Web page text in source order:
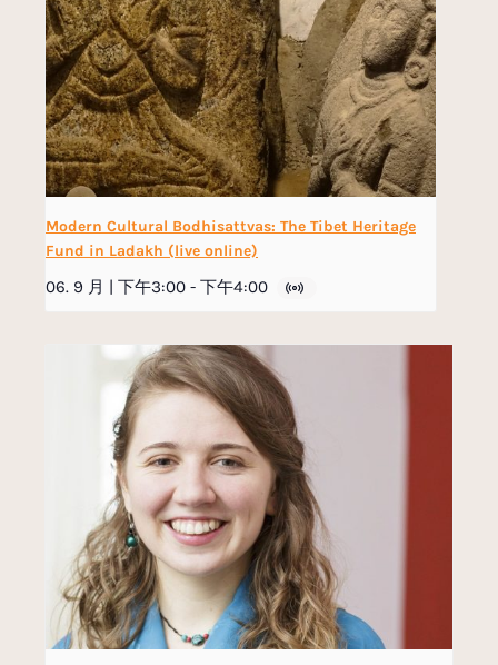
Modern Cultural Bodhisattvas: The Tibet Heritage
Fund in Ladakh (live online)
06. 9 月 | 下午3:00 - 下午4:00